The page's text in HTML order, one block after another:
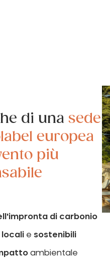
di una sede
europea
più
di carbonio
e sostenibili
ambientale